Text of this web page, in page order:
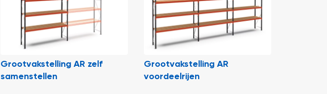
Grootvakstelling AR zelf
samenstellen
Grootvakstelling AR
voordeelrijen